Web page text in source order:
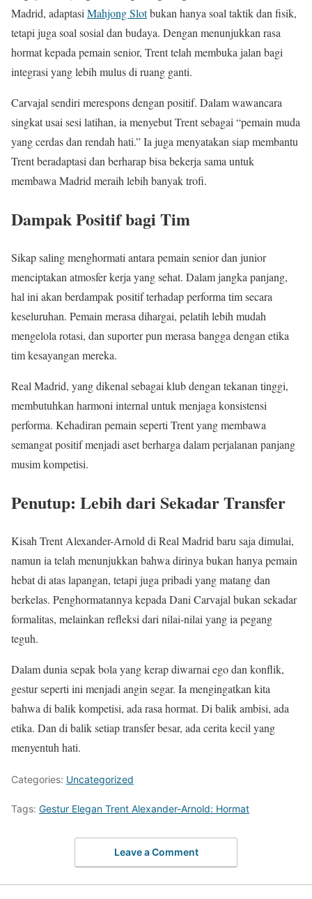
Madrid, adaptasi Mahjong Slotbukan hanya soal taktik dan fisik,
tetapi juga soal sosial dan budaya. Dengan menunjukkan rasa
hormat kepada pemain senior, Trent telah membuka jalan bagi
integrasi yang lebih mulus di ruang ganti.
Carvajal sendiri merespons dengan positif. Dalam wawancara
singkat usai sesi latihan, ia menyebut Trent sebagai “pemain muda
yang cerdas dan rendah hati.” Ia juga menyatakan siap membantu
Trent beradaptasi dan berharap bisa bekerja sama untuk
membawa Madrid meraih lebih banyak trofi.
Dampak Positif bagi Tim
Sikap saling menghormati antara pemain senior dan junior
menciptakan atmosfer kerja yang sehat. Dalam jangka panjang,
hal ini akan berdampak positif terhadap performa tim secara
keseluruhan. Pemain merasa dihargai, pelatih lebih mudah
mengelola rotasi, dan suporter pun merasa bangga dengan etika
tim kesayangan mereka.
Real Madrid, yang dikenal sebagai klub dengan tekanan tinggi,
membutuhkan harmoni internal untuk menjaga konsistensi
performa. Kehadiran pemain seperti Trent yang membawa
semangat positif menjadi aset berharga dalam perjalanan panjang
musim kompetisi.
Penutup: Lebih dari Sekadar Transfer
Kisah Trent Alexander-Arnold di Real Madrid baru saja dimulai,
namun ia telah menunjukkan bahwa dirinya bukan hanya pemain
hebat di atas lapangan, tetapi juga pribadi yang matang dan
berkelas. Penghormatannya kepada Dani Carvajal bukan sekadar
formalitas, melainkan refleksi dari nilai-nilai yang ia pegang
teguh.
Dalam dunia sepak bola yang kerap diwarnai ego dan konflik,
gestur seperti ini menjadi angin segar. Ia mengingatkan kita
bahwa di balik kompetisi, ada rasa hormat. Di balik ambisi, ada
etika. Dan di balik setiap transfer besar, ada cerita kecil yang
menyentuh hati.
Categories: Uncategorized
Tags: Gestur Elegan Trent Alexander-Arnold: Hormat
Leave a Comment